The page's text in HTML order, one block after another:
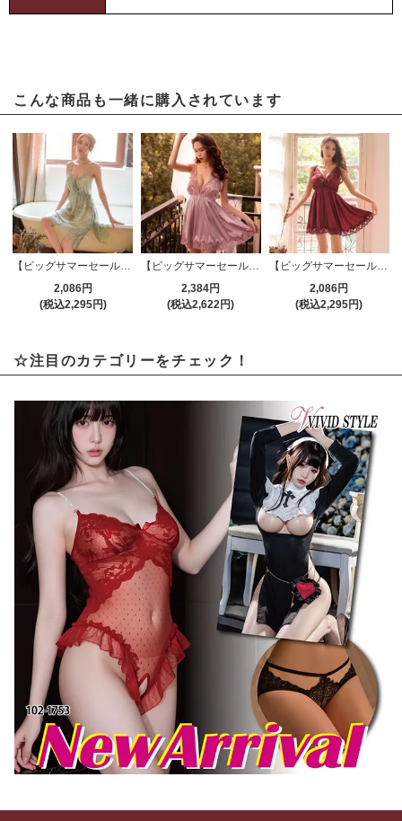
こんな商品も一緒に購入されています
【ビッグサマーセール対象品】ベビードール(BABYDOLL) 950gr
2,086円
(税込2,295円)
【ビッグサマーセール対象品】ベビードール(BABYDOLL) 952rpp
2,384円
(税込2,622円)
【ビッグサマーセール対象品】ベビードール(BABYDOLL) 952rd
2,086円
(税込2,295円)
☆注目のカテゴリーをチェック！